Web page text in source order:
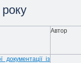
Автор
документації із